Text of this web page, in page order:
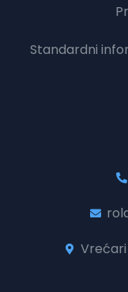
Standardni
Vrećari